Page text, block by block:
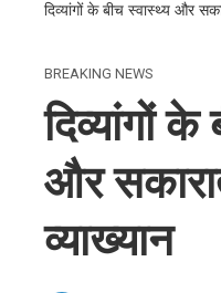
दिव्यांगों के बीच स्वास्थ्य और
BREAKING NEWS
दिव्यांगों के
और
व्याख्यान